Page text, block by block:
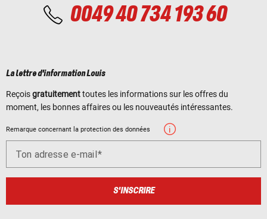
0049 40 734 193 60
La lettre d'information Louis
Reçoisgratuitementtoutes les informations sur les offres du
moment, les bonnes affaires ou les nouveautés intéressantes.
Remarque concernant la protection des données
Ton adresse e-mail
S'INSCRIRE